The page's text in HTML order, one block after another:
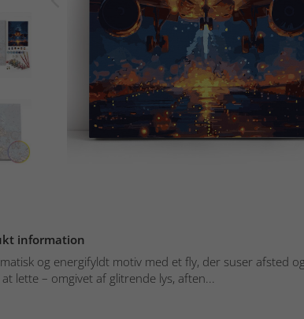
information
og energifyldt motiv med et fly, der suser afsted
lette – omgivet af glitrende lys, aften...